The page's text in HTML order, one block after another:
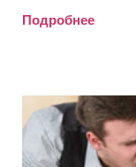
Подробнее